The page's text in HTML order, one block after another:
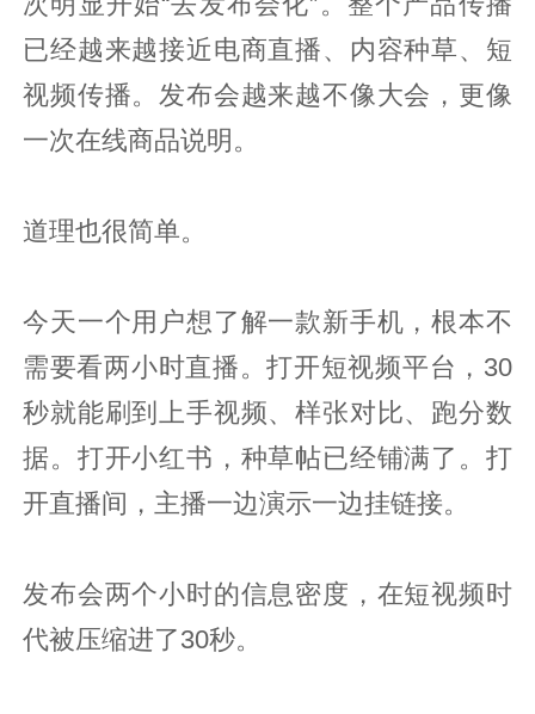
已经越来越接近电商直播、内容种草、短
视频传播。发布会越来越不像大会，更像
一次在线商品说明。
道理也很简单。
今天一个用户想了解一款新手机，根本不
需要看两小时直播。打开短视频平台，30
秒就能刷到上手视频、样张对比、跑分数
据。打开小红书，种草帖已经铺满了。打
开直播间，主播一边演示一边挂链接。
发布会两个小时的信息密度，在短视频时
代被压缩进了30秒。